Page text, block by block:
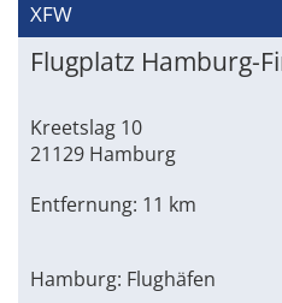
XFW
Flugplatz Hamburg-
Kreetslag 10
21129 Hamburg
Entfernung: 11 km
Hamburg: Flughäfen